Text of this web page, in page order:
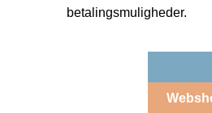
betalingsmuligheder.